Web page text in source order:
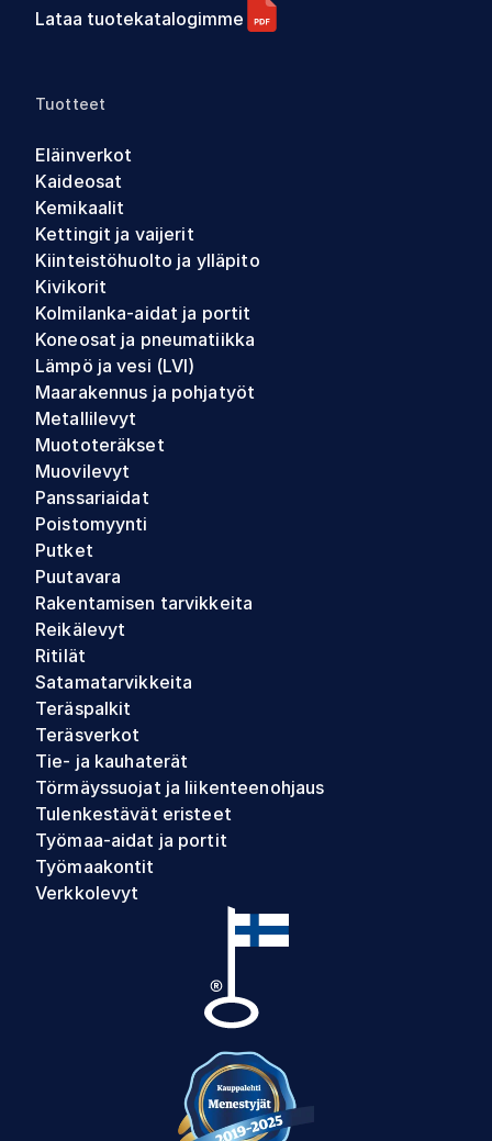
Lataa tuotekatalogimme
Tuotteet
Eläinverkot
Kaideosat
Kemikaalit
Kettingit ja vaijerit
Kiinteistöhuolto ja ylläpito
Kivikorit
Kolmilanka-aidat ja portit
Koneosat ja pneumatiikka
Lämpö ja vesi (LVI)
Maarakennus ja pohjatyöt
Metallilevyt
Muototeräkset
Muovilevyt
Panssariaidat
Poistomyynti
Putket
Puutavara
Rakentamisen tarvikkeita
Reikälevyt
Ritilät
Satamatarvikkeita
Teräspalkit
Teräsverkot
Tie- ja kauhaterät
Törmäyssuojat ja liikenteenohjaus
Tulenkestävät eristeet
Työmaa-aidat ja portit
Työmaakontit
Verkkolevyt